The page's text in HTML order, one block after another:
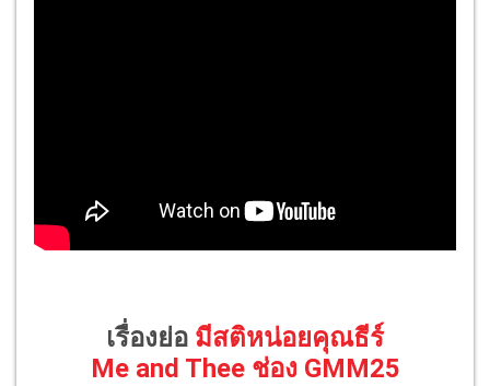
เรื่องย่อ มีสติหน่อยคุณธีร์
Me and Thee ช่อง GMM25